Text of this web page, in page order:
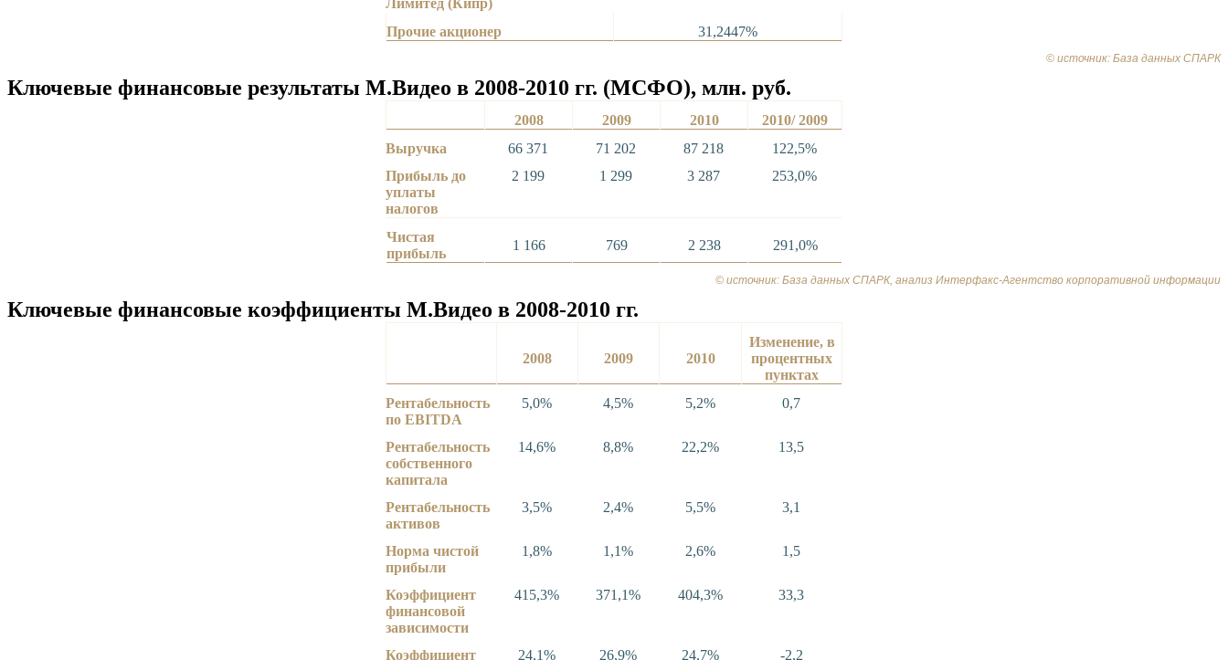
Лимитед (Кипр)
Прочие акционер 31,2447%
© источник: База данных СПАРК
Ключевые финансовые результаты М.Видео в 2008-2010 гг. (МСФО), млн. руб.
2008 2009 2010
2010/ 2009
Выручка
66 371 71 202 87 218
122,5%
Прибыль до
уплаты
налогов
2 199 1 299 3 287 253,0%
Чистая
прибыль
1 166 769 2 238 291,0%
© источник: База данных СПАРК, анализ Интерфакс-Агентство корпоративной информации
Ключевые финансовые коэффициенты М.Видео в 2008-2010 гг.
2008 2009 2010
Изменение, в
процентных
пунктах
Рентабельность
по EBITDA
5,0% 4,5% 5,2% 0,7
Рентабельность
собственного
капитала
14,6% 8,8% 22,2% 13,5
Рентабельность
активов
3,5% 2,4% 5,5% 3,1
Норма чистой
прибыли
1,8% 1,1% 2,6% 1,5
Коэффициент
финансовой
зависимости
415,3% 371,1% 404,3% 33,3
Коэффициент 24,1% 26,9% 24,7% -2,2